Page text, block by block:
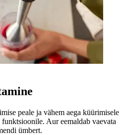
peale ja vähem aega küürimisele
funktsioonile. Aur eemaldab vaevata
ümbert.